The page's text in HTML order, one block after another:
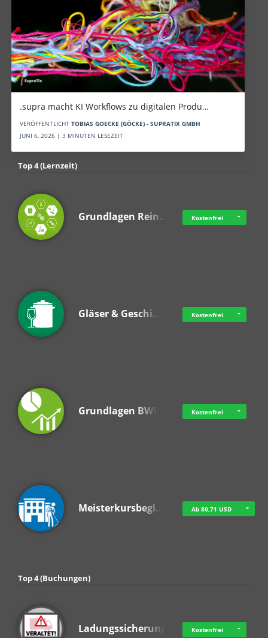
.supra macht KI Workflows zu digitalen Produ…
VERÖFFENTLICHT TOBIAS GOECKE (GÖCKE) - SUPRATIX GMBH
JUNI 6, 2026 | 3 MINUTEN LESEZEIT
Top 4 (Lernzeit)
Grundlagen Rein… Kostenfrei
Gläser & Geschi… Kostenfrei
Grundlagen BWL Kostenfrei
Meisterkursbegl… Ab 80,71 USD
Top 4 (Buchungen)
Ladungssicherung Kostenfrei